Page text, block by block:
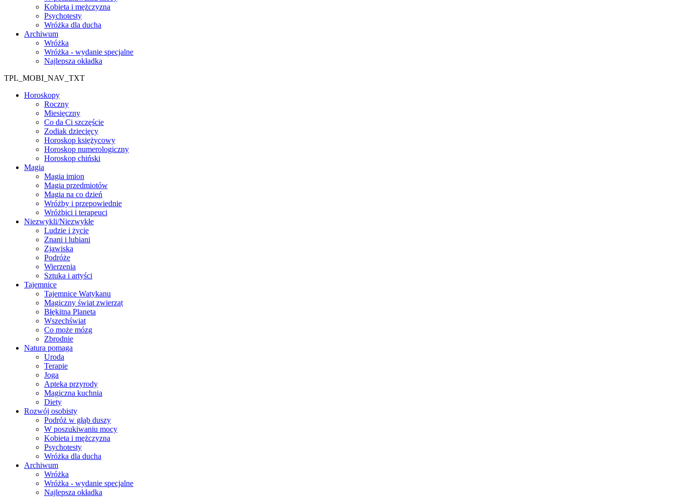
Kobieta i mężczyzna
Psychotesty
Wróżka dla ducha
Archiwum
Wróżka
Wróżka - wydanie specjalne
Najlepsza okładka
TPL_MOBI_NAV_TXT
Horoskopy
Roczny
Miesięczny
Co da Ci szczęście
Zodiak dziecięcy
Horoskop księżycowy
Horoskop numerologiczny
Horoskop chiński
Magia
Magia imion
Magia przedmiotów
Magia na co dzień
Wróżby i przepowiednie
Wróżbici i terapeuci
Niezwykli/Niezwykłe
Ludzie i życie
Znani i lubiani
Zjawiska
Podróże
Wierzenia
Sztuka i artyści
Tajemnice
Tajemnice Watykanu
Magiczny świat zwierząt
Błękitna Planeta
Wszechświat
Co może mózg
Zbrodnie
Natura pomaga
Uroda
Terapie
Joga
Apteka przyrody
Magiczna kuchnia
Diety
Rozwój osobisty
Podróż w głąb duszy
W poszukiwaniu mocy
Kobieta i mężczyzna
Psychotesty
Wróżka dla ducha
Archiwum
Wróżka
Wróżka - wydanie specjalne
Najlepsza okładka